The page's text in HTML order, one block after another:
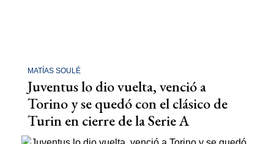
MATÍAS SOULÉ
Juventus lo dio vuelta, venció a
Torino y se quedó con el clásico de
Turin en cierre de la Serie A